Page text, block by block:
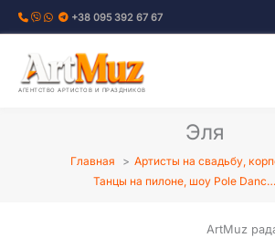
Перейти
+38 095 392 67 67
АГЕНТСТВО АРТИСТОВ И ПРАЗДНИКОВ
Эля
Главная
Артисты на свадьбу,
Танцы на пилоне, шоу Pole Danc…
ArtMuz